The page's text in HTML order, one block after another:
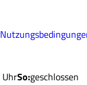
So:geschlossen